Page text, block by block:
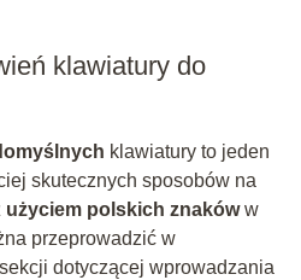
klawiatury do
klawiatury to jeden
skutecznych sposobów na
użyciem polskich znakóww
przeprowadzić w
dotyczącej wprowadzania